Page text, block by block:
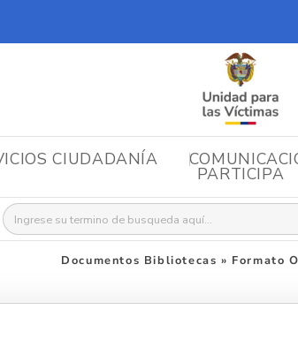
CIUDADANÍA
PARTICIPA
Buscar:
Documentos Bibliotecas » Formato